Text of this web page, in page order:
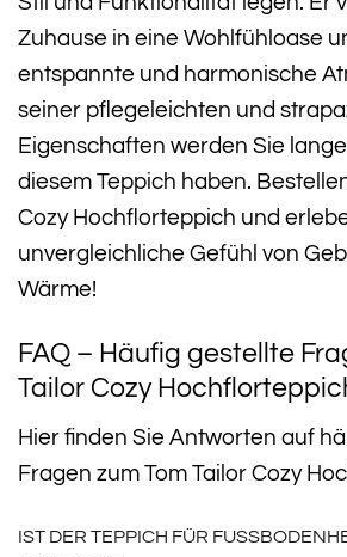
Zuhause in eine Wohlfühloase
entspannte und harmonische
seiner pflegeleichten und
Eigenschaften werden Sie
diesem Teppich haben.
Cozy Hochflorteppich und
unvergleichliche Gefühl von
Wärme!
FAQ – Häufig gestellte
Tailor Cozy
Hier finden Sie Antworten auf
Fragen zum Tom Tailor Cozy
IST DER TEPPICH FÜR